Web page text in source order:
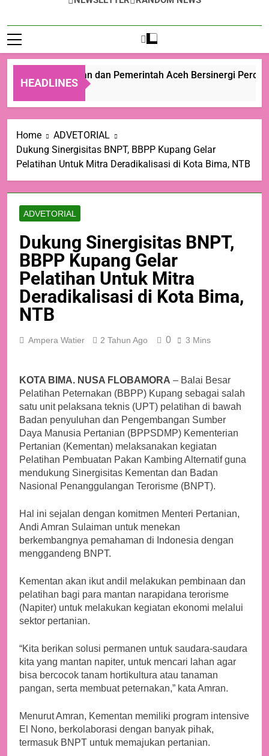
HEADLINES
Kementan dan Pemerintah Aceh Bersinergi
Home
ADVETORIAL
Dukung Sinergisitas BNPT, BBPP Kupang Gelar
Pelatihan Untuk Mitra Deradikalisasi di Kota Bima, NTB
ADVETORIAL
Dukung Sinergisitas BNPT,
BBPP Kupang Gelar
Pelatihan Untuk Mitra
Deradikalisasi di Kota Bima,
NTB
Ampera Watier 2 Tahun Ago 0 3 Mins
KOTA BIMA. NUSA FLOBAMORA – Balai Besar
Pelatihan Peternakan (BBPP) Kupang sebagai salah
satu unit pelaksana teknis (UPT) pelatihan di bawah
Badan penyuluhan dan Pengembangan Sumber
Daya Manusia Pertanian (BPPSDMP) Kementerian
Pertanian (Kementan) melaksanakan kegiatan
Pelatihan Pembuatan Pakan Kambing Alternatif guna
mendukung Sinergisitas Kementan dan Badan
Nasional Penanggulangan Terorisme (BNPT).
Hal ini sejalan dengan komitmen Menteri Pertanian,
Andi Amran Sulaiman untuk menekan
berkembangnya pemahaman di Indonesia dengan
menggandeng BNPT.
Kementan akan ikut andil melakukan pembinaan dan
pelatihan bagi para mantan narapidana terorisme
(Napiter) untuk melakukan kegiatan ekonomi melalui
sektor pertanian.
“Kita berikan solusi permanen untuk saudara-saudara
kita yang mantan napiter, untuk mencari lahan agar
bisa bercocok tanam hortikultura atau tanaman
pangan, serta membuat peternakan,” kata Amran.
Menurut Amran, Kementan memiliki program intensive
El Nono, berkolaborasi dengan banyak pihak,
termasuk BNPT untuk memajukan pertanian.